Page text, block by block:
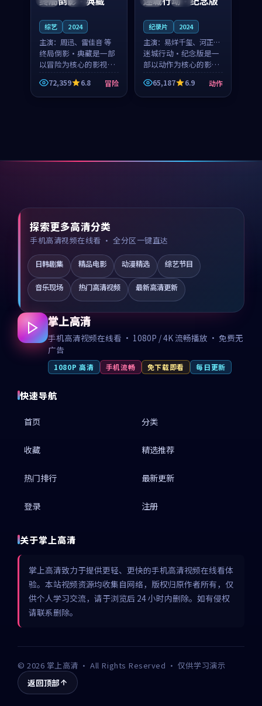
综艺 2024
主演： 周迅、雷佳音 等
终局倒影·典藏是一部
以冒险为核心的影视作
品，围绕危机、反转与
人物成长展开，整体节
奏紧凑，值得推荐观
72,359 6.8 冒险
纪录片 2024
主演： 易烊千玺、河正宇
等
迷城行动·纪念版是一
部以动作为核心的影视
作品，围绕危机、反转
与人物成长展开，整体
节奏紧凑，值得推荐观
65,187 6.9 动作
探索更多高清分类
手机高清视频在线看 · 全分区一键直达
日韩剧集 精品电影 动漫精选 综艺节目
音乐现场 热门高清视频 最新高清更新
掌上高清
手机高清视频在线看 · 1080P / 4K 流畅播放 · 免费无
广告
1080P 高清 手机流畅 免下载即看 每日更新
快速导航
首页 分类
收藏 精选推荐
热门排行 最新更新
登录 注册
关于掌上高清
掌上高清致力于提供更轻、更快的手机高清视频在线看体
验。本站视频资源均收集自网络，版权归原作者所有，仅
供个人学习交流，请于浏览后 24 小时内删除。如有侵权
请联系删除。
©2026 掌上高清 · All Rights Reserved · 仅供学习演示
返回顶部